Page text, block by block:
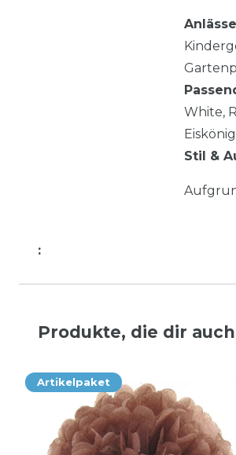
Anlässe
White,
Stil &
:
Produkte, die dir
Artikelpaket